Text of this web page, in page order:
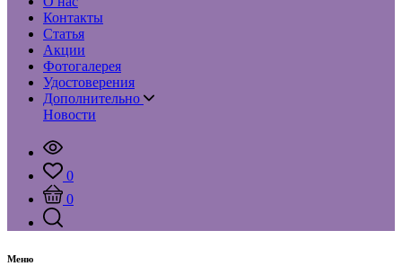
Контакты
Статья
Акции
Фотогалерея
Удостоверения
Дополнительно
Новости
0
0
Меню